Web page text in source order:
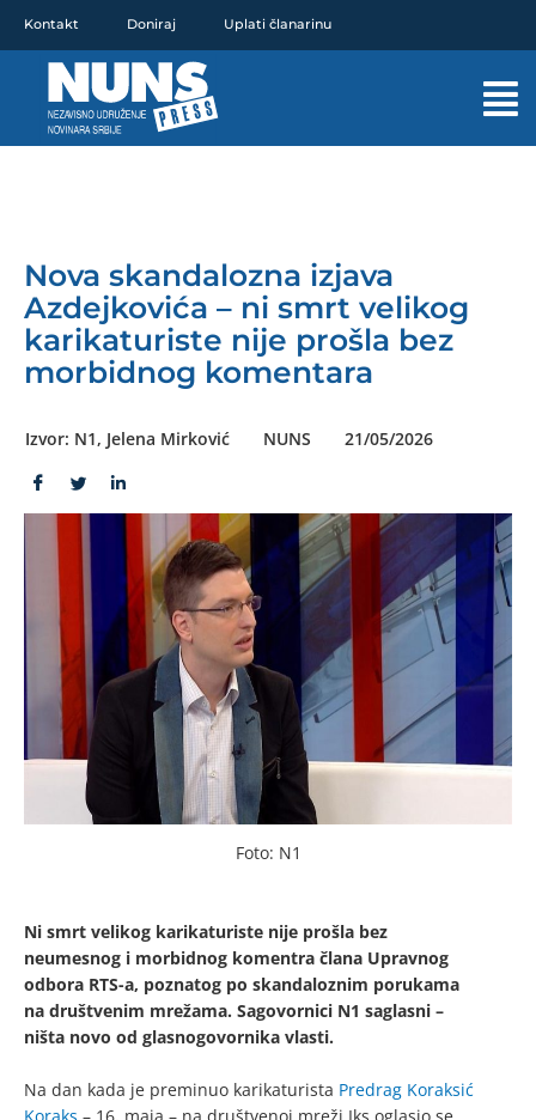
sadržaj
Kontakt Doniraj Uplati članarinu
Nova skandalozna izjava
Azdejkovića – ni smrt velikog
karikaturiste nije prošla bez
morbidnog komentara
Izvor: N1, Jelena Mirković NUNS 21/05/2026
Foto: N1
Ni smrt velikog karikaturiste nije prošla bez
neumesnog i morbidnog komentra člana Upravnog
odbora RTS-a, poznatog po skandaloznim porukama
na društvenim mrežama. Sagovornici N1 saglasni –
ništa novo od glasnogovornika vlasti.
Na dan kada je preminuo karikaturista Predrag Koraksić